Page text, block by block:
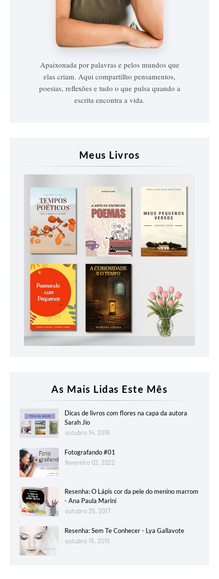
Vanessa
Vieira
Apaixonada por palavras e pelos mundos que
elas criam. Aqui compartilho pensamentos,
poesias, reflexões e tudo o que pulsa quando a
escrita encontra a vida.
Meus Livros
As Mais Lidas Este Mês
Dicas de livros com flores na capa da autora
Sarah Jio
outubro 14, 2016
Fotografando #01
fevereiro 02, 2022
Resenha: O Lápis cor da pele do menino marrom
- Ana Paula Marini
outubro 25, 2017
Resenha: Sem Te Conhecer - Lya Gallavote
outubro 15, 2015